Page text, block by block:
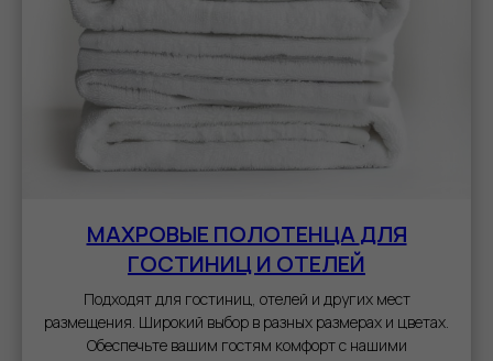
МАХРОВЫЕ ПОЛОТЕНЦАДЛЯ
ГОСТИНИЦ И ОТЕЛЕЙ
Подходят для гостиниц, отелей и других мест
размещения. Широкий выбор в разных размерах и цветах.
Обеспечьте вашим гостям комфорт с нашими